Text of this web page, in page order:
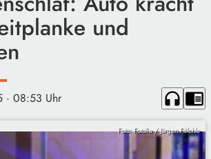
und
· 08:53 Uhr headphones chrome_reader_mode
Foto: Fotolia / Jürgen Fälchle